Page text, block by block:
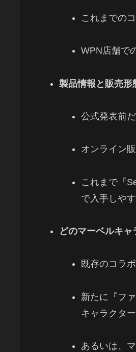
これまでの
WPN店舗で
製品情報と販売形
公式発表前
オンライン
これまで『
で入手しやす
どのマーベルキャ
既存のコラ
新たに『フ
キャラクタ
あるいは、